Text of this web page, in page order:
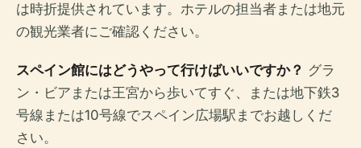
は時折提供されています。ホテルの担当者または地元
の観光業者にご確認ください。
スペイン館にはどうやって行けばいいですか？ グラ
ン・ビアまたは王宮から歩いてすぐ、または地下鉄3
号線または10号線でスペイン広場駅までお越しくだ
さい。